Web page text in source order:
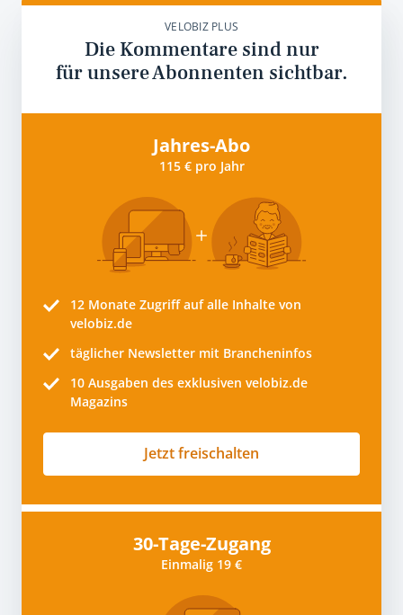
VELOBIZ PLUS
Die Kommentare sind nur
für unsere Abonnenten sichtbar.
Jahres-Abo
115 € pro Jahr
12 Monate Zugriff auf alle Inhalte von
velobiz.de
täglicher Newsletter mit Brancheninfos
10 Ausgaben des exklusiven velobiz.de
Magazins
Jetzt freischalten
30-Tage-Zugang
Einmalig 19 €